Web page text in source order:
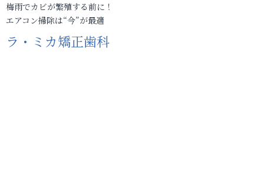
梅雨でカビが繁殖する前に！
エアコン掃除は“今”が最適
ラ・ミカ矯正歯科